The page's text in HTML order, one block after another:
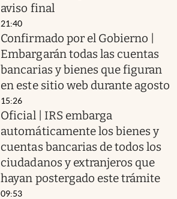
aviso final
21:40
Confirmado por el Gobierno |
Embargarán todas las cuentas
bancarias y bienes que figuran
en este sitio web durante agosto
15:26
Oficial | IRS embarga
automáticamente los bienes y
cuentas bancarias de todos los
ciudadanos y extranjeros que
hayan postergado este trámite
09:53